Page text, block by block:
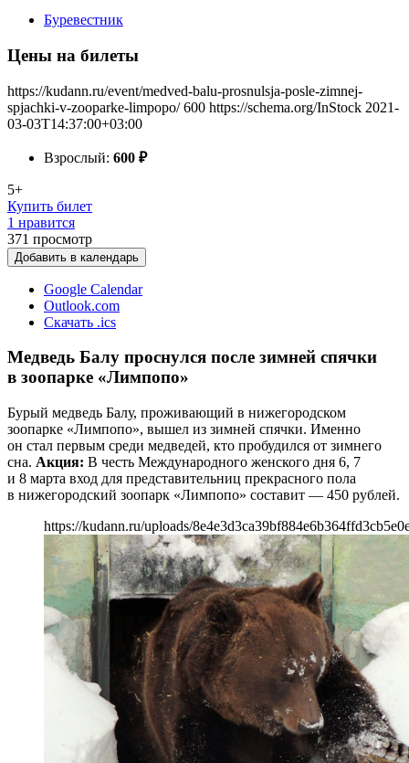
Буревестник
Цены на билеты
https://kudann.ru/event/medved-balu-prosnulsja-posle-zimnej-
spjachki-v-zooparke-limpopo/ 600 https://schema.org/InStock 2021-
03-03T14:37:00+03:00
Взрослый: 600 ₽
5+
Купить билет
1 нравится
371 просмотр
Добавить в календарь
Google Calendar
Outlook.com
Скачать .ics
Медведь Балу проснулся после зимней спячки
в зоопарке «Лимпопо»
Бурый медведь Балу, проживающий в нижегородском
зоопарке «Лимпопо», вышел из зимней спячки. Именно
он стал первым среди медведей, кто пробудился от зимнего
сна. Акция: В честь Международного женского дня 6, 7
и 8 марта вход для представительниц прекрасного пола
в нижегородский зоопарк «Лимпопо» составит — 450 рублей.
https://kudann.ru/uploads/